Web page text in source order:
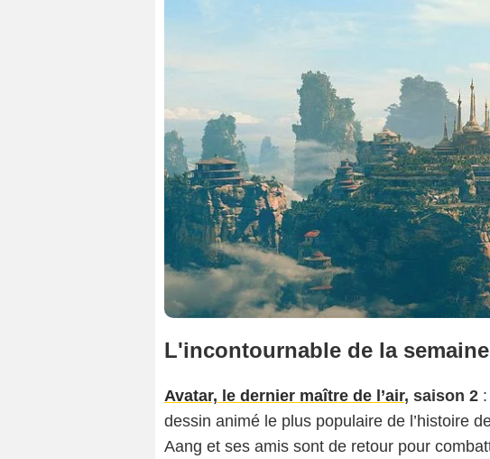
L'incontournable de la semaine
Avatar, le dernier maître de l’air, saison 2
dessin animé le plus populaire de l’histoire
Aang et ses amis sont de retour pour